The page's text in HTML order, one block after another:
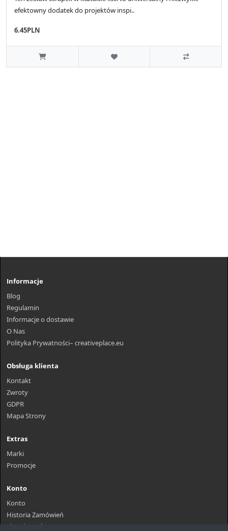
efektowny dodatek do projektów inspi..
6.45PLN
Informacje
Blog
Regulamin
Informacje o dostawie
O Nas
Polityka Prywatności– creativeplace.eu
Obsługa klienta
Kontakt
Zwroty
GDPR
Mapa Strony
Extras
Marki
Promocje
Konto
Konto
Historia Zamówień
Lista Życzeń